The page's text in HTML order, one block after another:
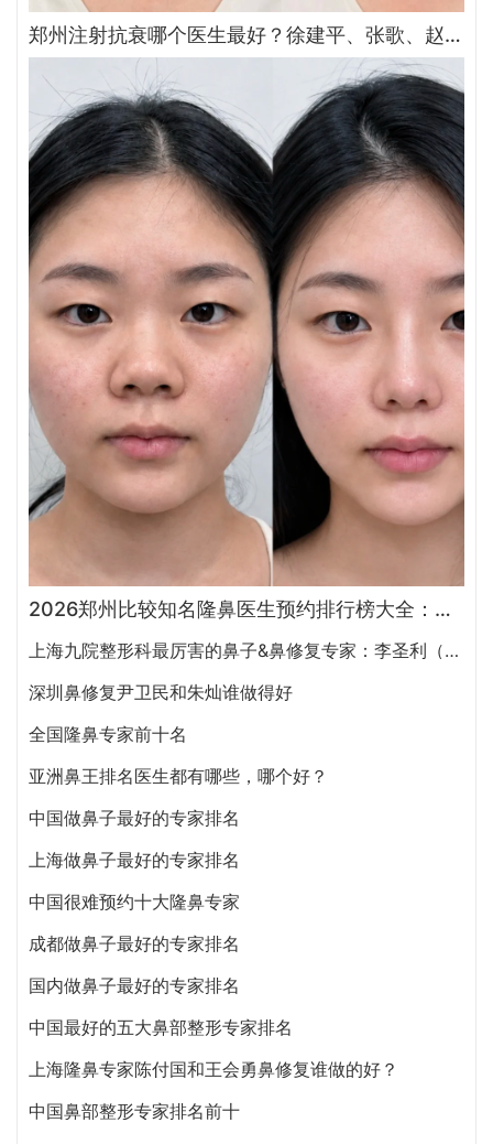
郑州注射抗衰哪个医生最好？徐建平、张歌、赵永华、张婉霞、王妍芝、唐喜、李娟、朱怡梦哪个好？
2026郑州比较知名隆鼻医生预约排行榜大全：胡志成、周蔚、张海洋、王启立、张鹏、李冰谁做鼻子更好？
上海九院整形科最厉害的鼻子&鼻修复专家：李圣利（简介、案例、预约）
深圳鼻修复尹卫民和朱灿谁做得好
全国隆鼻专家前十名
亚洲鼻王排名医生都有哪些，哪个好？
中国做鼻子最好的专家排名
上海做鼻子最好的专家排名
中国很难预约十大隆鼻专家
成都做鼻子最好的专家排名
国内做鼻子最好的专家排名
中国最好的五大鼻部整形专家排名
上海隆鼻专家陈付国和王会勇鼻修复谁做的好？
中国鼻部整形专家排名前十